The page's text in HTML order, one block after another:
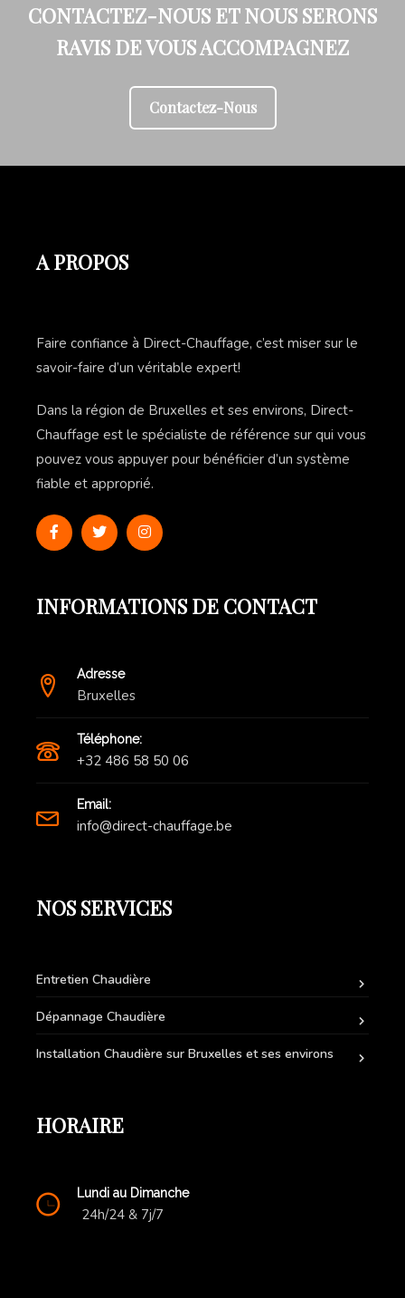
CONTACTEZ-NOUS ET NOUS SERONS
RAVIS DE VOUS ACCOMPAGNEZ
Contactez-Nous
A PROPOS
Faire confiance à Direct-Chauffage, c’est miser sur le
savoir-faire d’un véritable expert!
Dans la région de Bruxelles et ses environs, Direct-
Chauffage est le spécialiste de référence sur qui vous
pouvez vous appuyer pour bénéficier d’un système
fiable et approprié.
INFORMATIONS DE CONTACT
Adresse
Bruxelles
Téléphone:
+32 486 58 50 06
Email:
info@direct-chauffage.be
NOS SERVICES
Entretien Chaudière
Dépannage Chaudière
Installation Chaudière sur Bruxelles et ses environs
HORAIRE
Lundi au Dimanche
24h/24 & 7j/7